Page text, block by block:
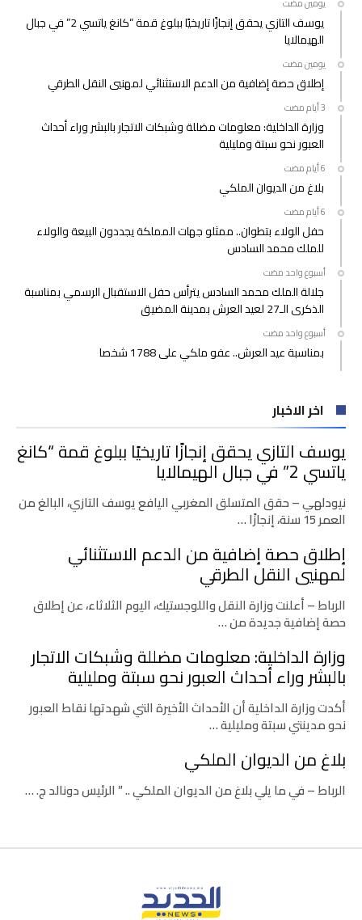
يوسف التازي يحقق إنجازًا تاريخيًا ببلوغ قمة “كانغ ياتسي 2” في جبال
الهيمالايا
‫‫‫‏‫يومين مضت‬
إطلاق حصة إضافية من الدعم الاستثنائي لمهنيي النقل الطرقي
وزارة الداخلية: معلومات مضللة وشبكات الاتجار بالبشر وراء أحداث
العبور نحو سبتة ومليلية
بلاغ من الديوان الملكي
حفل الولاء بتطوان.. ممثلو جهات المملكة يجددون البيعة والولاء
للملك محمد السادس
‫‫‫‏‫أسبوع واحد مضت‬
جلالة الملك محمد السادس يترأس حفل الاستقبال الرسمي بمناسبة
الذكرى الـ27 لعيد العرش بمدينة المضيق
‫‫‫‏‫أسبوع واحد مضت‬
بمناسبة عيد العرش.. عفو ملكي على 1788 شخصا
اخر الاخبار
يوسف التازي يحقق إنجازًا تاريخيًا ببلوغ قمة “كانغ
ياتسي 2” في جبال الهيمالايا
نيودلهي – حقق المتسلق المغربي اليافع يوسف التازي، البالغ من
العمر 15 سنة، إنجازًا …
إطلاق حصة إضافية من الدعم الاستثنائي
لمهنيي النقل الطرقي
الرباط – أعلنت وزارة النقل واللوجستيك، اليوم الثلاثاء، عن إطلاق
حصة إضافية جديدة من …
وزارة الداخلية: معلومات مضللة وشبكات الاتجار
بالبشر وراء أحداث العبور نحو سبتة ومليلية
أكدت وزارة الداخلية أن الأحداث الأخيرة التي شهدتها نقاط العبور
نحو مدينتي سبتة ومليلية …
بلاغ من الديوان الملكي
الرباط – في ما يلي بلاغ من الديوان الملكي .. ” الرئيس دونالد ج. …